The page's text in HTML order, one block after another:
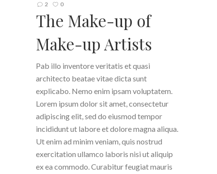
2
0
The Make-up of
Make-up Artists
Pab illo inventore veritatis et quasi
architecto beatae vitae dicta sunt
explicabo. Nemo enim ipsam voluptatem.
Lorem ipsum dolor sit amet, consectetur
adipiscing elit, sed do eiusmod tempor
incididunt ut labore et dolore magna aliqua.
Ut enim ad minim veniam, quis nostrud
exercitation ullamco laboris nisi ut aliquip
ex ea commodo. Curabitur feugiat mauris